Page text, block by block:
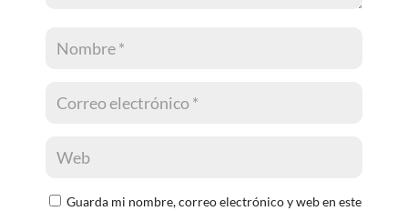
Guarda mi nombre, correo electrónico y web en este